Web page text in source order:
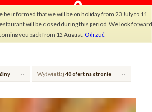
be informed that we will be on holiday from 23 July to 11
will be closed during this period. We look forward
you back from 12 August. Odrzuć
Wyświetlaj 40 ofert na stronie